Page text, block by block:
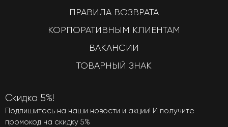
ПРАВИЛА ВОЗВРАТА
КОРПОРАТИВНЫМ КЛИЕНТАМ
ВАКАНСИИ
ТОВАРНЫЙ ЗНАК
Скидка 5%!
Подпишитесь на наши новости и акции! И получите
промокод на скидку 5%